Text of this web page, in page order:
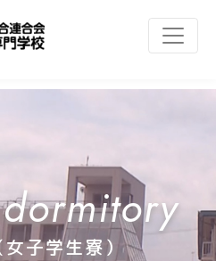
子学生寮）